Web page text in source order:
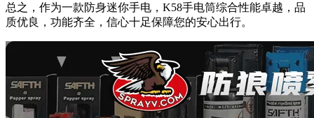
总之，作为一款防身迷你手电，K58手电筒综合性能卓越，品
质优良，功能齐全，信心十足保障您的安心出行。